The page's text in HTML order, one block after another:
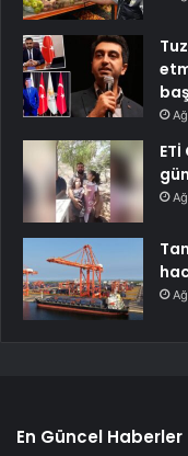
En Güncel Haberler